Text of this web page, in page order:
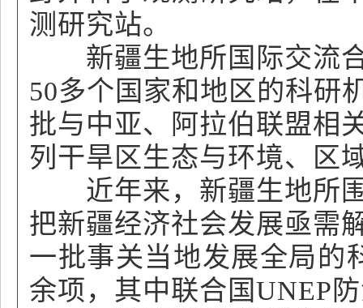
测研究站。
新疆生地所国际交流合
50多个国家和地区的科研
批与中亚、阿拉伯联盟相
列干旱区生态与环境、区
近年来，新疆生地所围
把新疆经济社会发展亟需
一批事关当地发展全局的
余项，其中联合国UNEP